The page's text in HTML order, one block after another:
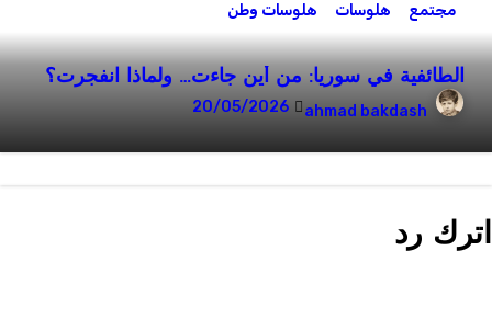
مجتمع
هلوسات هلوسات وطن
الطائفية في سوريا: من أين جاءت… ولماذا انفجرت؟
ahmad bakdash
20/05/2026
اترك رد